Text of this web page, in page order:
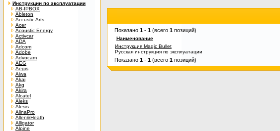
Инструкции по эксплуатации
AB-IPBOX
Ableton
Accustic Arts
Acer
Acoustic Energy
Activcar
ADA
Adcom
Adobe
Advocam
AEG
Aegis
Aiwa
Akai
Akg
Akira
Alcatel
Aleks
Alesis
AlinaPro
Allen&Heath
Alligator
Alpine
Показано 1 - 1 (всего 1 позиций)
Наименование
Инструкция Magic Bullet
Русская инструкция по эксплуатации
Показано 1 - 1 (всего 1 позиций)